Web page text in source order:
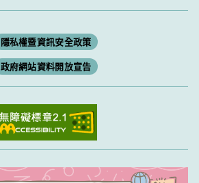
隱私權暨資訊安全政策
政府網站資料開放宣告